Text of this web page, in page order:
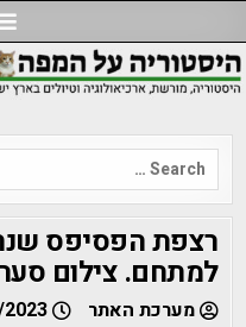
to
content
Search
for:
רצפת הפסיפס
למתחם. צילום סער
מערכת האתר 02/01/2023